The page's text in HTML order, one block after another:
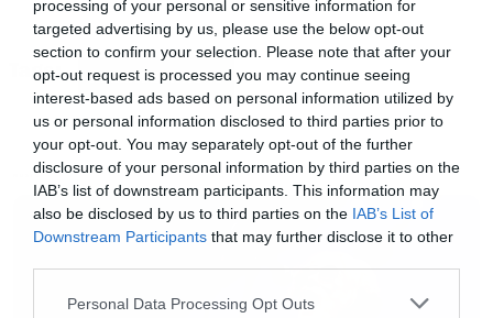
processing of your personal or sensitive information for
targeted advertising by us, please use the below opt-out
section to confirm your selection. Please note that after your
opt-out request is processed you may continue seeing
interest-based ads based on personal information utilized by
us or personal information disclosed to third parties prior to
your opt-out. You may separately opt-out of the further
disclosure of your personal information by third parties on the
IAB’s list of downstream participants. This information may
also be disclosed by us to third parties on the IAB’s List of
Downstream Participants that may further disclose it to other
Please note that this website/app uses one or more Google
Personal Data Processing Opt Outs
προς25€καιυπενθυμίζουμε πως η είσοδος
είναι ΔΩΡΕΑΝ για κατόχους οποιαδήποτε
ημέρας του Release Athens 2025.
Ενημέρωση για κατόχους εισιτηρίων γενικής
εισόδου (16.7)εδώ
Ενημέρωση για κατόχους VIP εισιτηρίων
(16.7)εδώ
Eνημέρωση για κατόχους συνδυαστικών
Tags: RELEASE ATHENS